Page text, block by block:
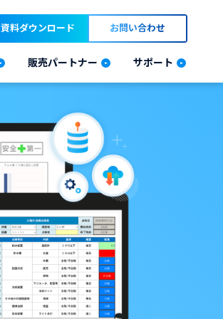
資料ダウンロード お問い合わせ
販売パートナー サポート